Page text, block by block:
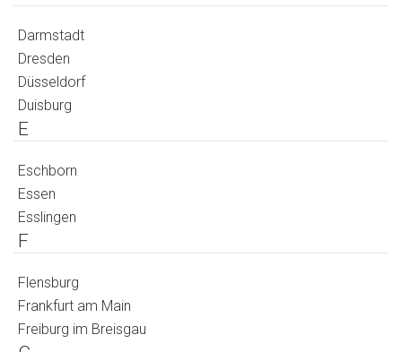
Darmstadt
Dresden
Düsseldorf
Duisburg
E
Eschborn
Essen
Esslingen
F
Flensburg
Frankfurt am Main
Freiburg im Breisgau